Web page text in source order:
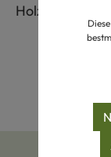
Holzreifen zum